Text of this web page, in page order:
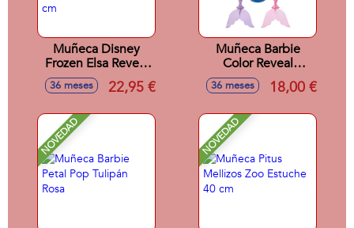
Muñeca Disney
Frozen Elsa Reveal
con Accesorio
Sorpresa. 33x18x8
36 meses 22,95 €
Muñeca Barbie
Color Reveal
Sirenas
36 meses 18,00 €
NOVEDAD NOVEDAD